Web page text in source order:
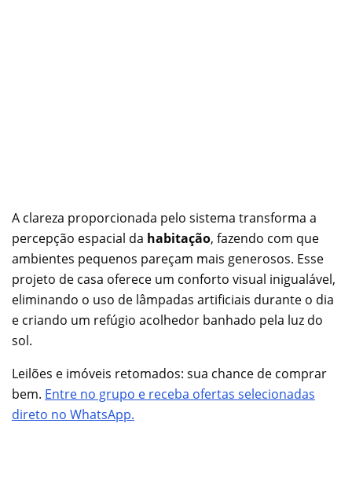
A clareza proporcionada pelo sistema transforma a
percepção espacial da habitação, fazendo com que
ambientes pequenos pareçam mais generosos. Esse
projeto de casa oferece um conforto visual inigualável,
eliminando o uso de lâmpadas artificiais durante o dia
e criando um refúgio acolhedor banhado pela luz do
sol.
Leilões e imóveis retomados: sua chance de comprar
bem. Entre no grupo e receba ofertas selecionadas
direto no WhatsApp.